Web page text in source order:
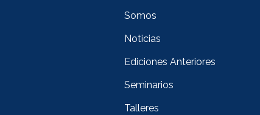
Somos
Noticias
Ediciones Anteriores
Seminarios
Talleres